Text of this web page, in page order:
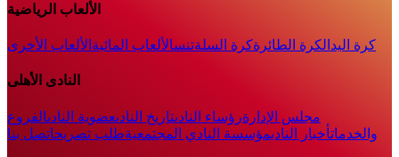
الألعاب الرياضية
كرة اليد الكرة الطائرةكرة السلةتنسالألعاب المائية الألعاب الأخرى
النادى الأهلى
مجلس الإدارةرؤساء النادىتاريخ النادىعضوية النادىالفروع
والخدماتأخبار الناديمؤسسة النادي المجتمعيةطلب تصريحاتصل بنا